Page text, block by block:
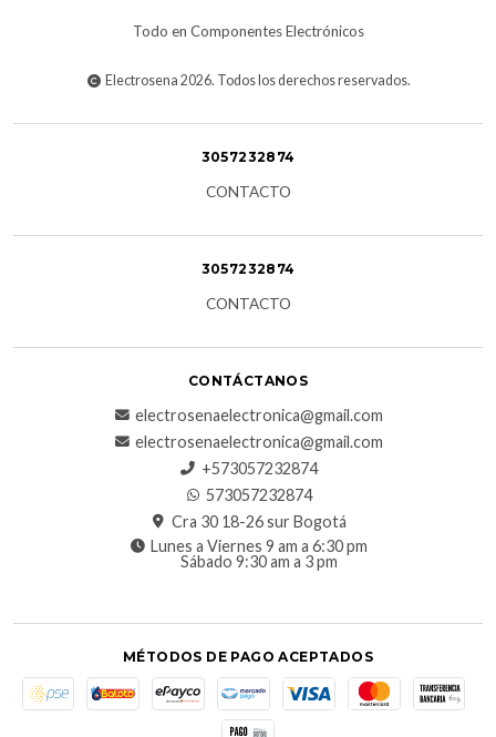
Todo en Componentes Electrónicos
Electrosena 2026. Todos los derechos reservados.
3057232874
CONTACTO
3057232874
CONTACTO
CONTÁCTANOS
electrosenaelectronica@gmail.com
electrosenaelectronica@gmail.com
+573057232874
573057232874
Cra 30 18-26 sur Bogotá
Lunes a Viernes 9 am a 6:30 pm
Sábado 9:30 am a 3 pm
MÉTODOS DE PAGO ACEPTADOS